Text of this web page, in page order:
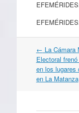
Navegación
por
artículos
← La Cámara
Electoral
en los lugares
en La Matanza